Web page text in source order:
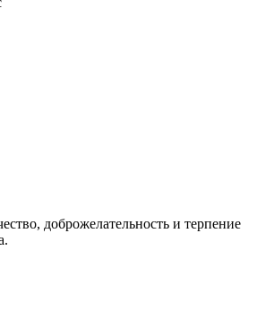
доброжелательность и терпение